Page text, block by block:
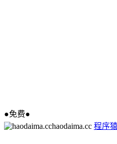
●免费●
haodaima.cc 程序